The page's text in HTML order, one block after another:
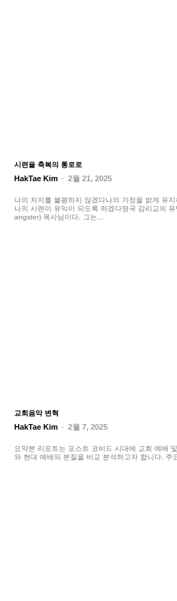
시련을 축복의 통로로
HakTae Kim - 2월 21, 2025
나의 처지를 불평하지 않겠다나의 가정을 밝게 유
나의 시련이 유익이 되도록 하겠다영국 감리교의
angster) 목사님이다. 그는...
교회음악 변혁
HakTae Kim - 2월 7, 2025
요약본 리포트는 포스트 코비드 시대에 교회 예배
와 현대 예배의 본질을 비교 분석하고자 합니다. 주